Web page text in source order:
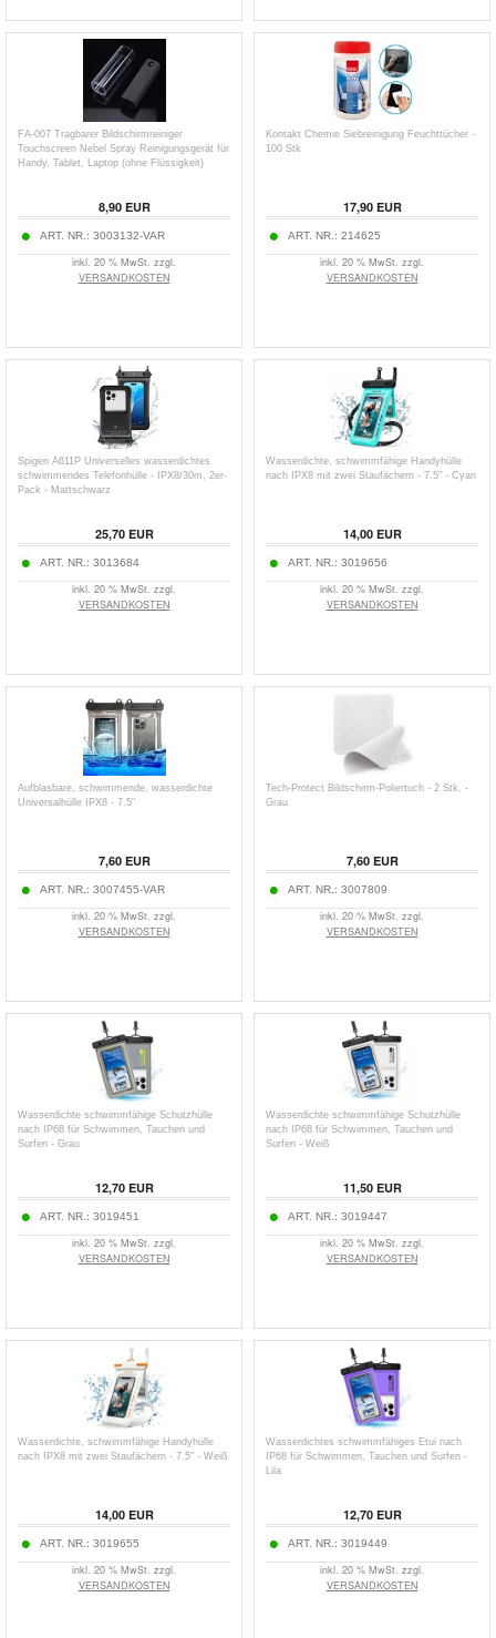
FA-007 Tragbarer Bildschirmreiniger
Touchscreen Nebel Spray Reinigungsgerät für
Handy, Tablet, Laptop (ohne Flüssigkeit)
8,90EUR
ART. NR.: 3003132-VAR
inkl. 20 % MwSt. zzgl.
VERSANDKOSTEN
Kontakt Chemie Siebreinigung Feuchttücher -
100 Stk
17,90EUR
ART. NR.: 214625
inkl. 20 % MwSt. zzgl.
VERSANDKOSTEN
Spigen A611P Universelles wasserdichtes
schwimmendes Telefonhülle - IPX8/30m, 2er-
Pack - Mattschwarz
25,70EUR
ART. NR.: 3013684
inkl. 20 % MwSt. zzgl.
VERSANDKOSTEN
Wasserdichte, schwimmfähige Handyhülle
nach IPX8 mit zwei Staufächern - 7.5" - Cyan
14,00EUR
ART. NR.: 3019656
inkl. 20 % MwSt. zzgl.
VERSANDKOSTEN
Aufblasbare, schwimmende, wasserdichte
Universalhülle IPX8 - 7.5"
7,60EUR
ART. NR.: 3007455-VAR
inkl. 20 % MwSt. zzgl.
VERSANDKOSTEN
Tech-Protect Bildschirm-Poliertuch - 2 Stk. -
Grau
7,60EUR
ART. NR.: 3007809
inkl. 20 % MwSt. zzgl.
VERSANDKOSTEN
Wasserdichte schwimmfähige Schutzhülle
nach IP68 für Schwimmen, Tauchen und
Surfen - Grau
12,70EUR
ART. NR.: 3019451
inkl. 20 % MwSt. zzgl.
VERSANDKOSTEN
Wasserdichte schwimmfähige Schutzhülle
nach IP68 für Schwimmen, Tauchen und
Surfen - Weiß
11,50EUR
ART. NR.: 3019447
inkl. 20 % MwSt. zzgl.
VERSANDKOSTEN
Wasserdichte, schwimmfähige Handyhülle
nach IPX8 mit zwei Staufächern - 7.5" - Weiß
14,00EUR
ART. NR.: 3019655
inkl. 20 % MwSt. zzgl.
VERSANDKOSTEN
Wasserdichtes schwimmfähiges Etui nach
IP68 für Schwimmen, Tauchen und Surfen -
Lila
12,70EUR
ART. NR.: 3019449
inkl. 20 % MwSt. zzgl.
VERSANDKOSTEN